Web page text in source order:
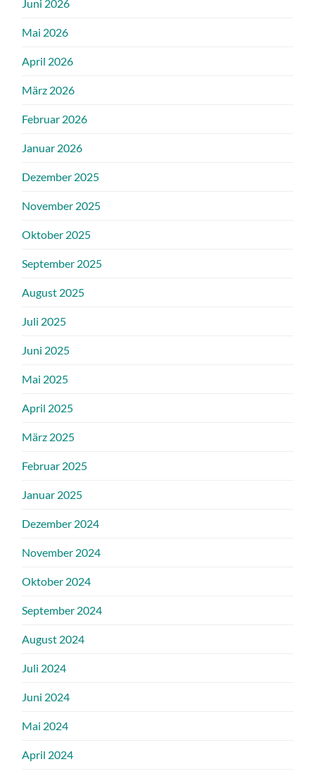
Juni 2026
Mai 2026
April 2026
März 2026
Februar 2026
Januar 2026
Dezember 2025
November 2025
Oktober 2025
September 2025
August 2025
Juli 2025
Juni 2025
Mai 2025
April 2025
März 2025
Februar 2025
Januar 2025
Dezember 2024
November 2024
Oktober 2024
September 2024
August 2024
Juli 2024
Juni 2024
Mai 2024
April 2024